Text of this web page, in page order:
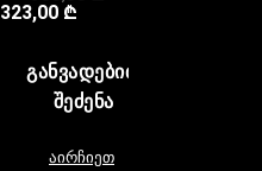
ბრენდინგით
323,00 ₾
ᲒᲐᲜᲕᲐᲓᲔᲑᲘᲗ
ᲨᲔᲫᲔᲜᲐ
აირჩიეთ